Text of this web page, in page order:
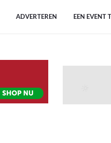
ADVERTEREN EEN EVENT